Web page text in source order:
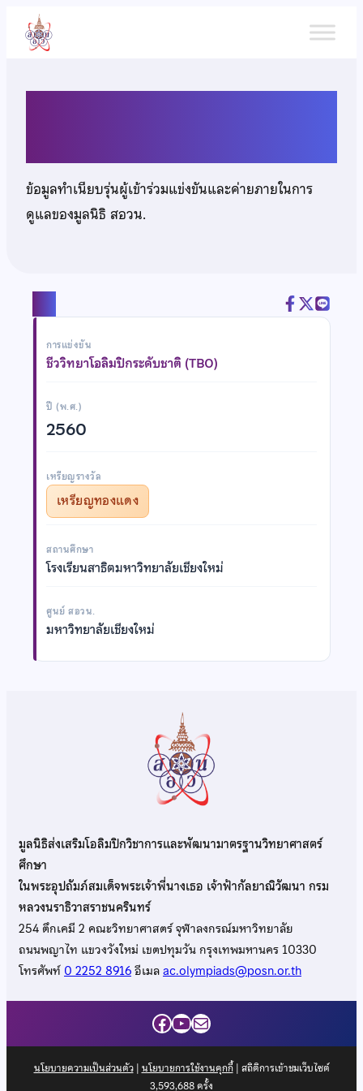
เนื้อหา
ข้อมูลทำเนียบรุ่นผู้เข้าร่วมแข่งขันและค่ายภายในการ
ดูแลของมูลนิธิ สอวน.
การแข่งขัน
ชีววิทยาโอลิมปิกระดับชาติ (TBO)
ปี (พ.ศ.)
2560
เหรียญรางวัล
เหรียญทองแดง
สถานศึกษา
โรงเรียนสาธิตมหาวิทยาลัยเชียงใหม่
ศูนย์ สอวน.
มหาวิทยาลัยเชียงใหม่
มูลนิธิส่งเสริมโอลิมปิกวิชาการและพัฒนามาตรฐานวิทยาศาสตร์
ศึกษา
ในพระอุปถัมภ์สมเด็จพระเจ้าพี่นางเธอ เจ้าฟ้ากัลยาณิวัฒนา กรม
หลวงนราธิวาสราชนครินทร์
254 ตึกเคมี 2 คณะวิทยาศาสตร์ จุฬาลงกรณ์มหาวิทยาลัย
ถนนพญาไท แขวงวังใหม่ เขตปทุมวัน กรุงเทพมหานคร 10330
โทรศัพท์0 2252 8916อีเมลac.olympiads@posn.or.th
Facebook
YouTube
Mail
นโยบายความเป็นส่วนตัว| นโยบายการใช้งานคุกกี้| สถิติการเข้าชมเว็บไซต์
3,593,688ครั้ง